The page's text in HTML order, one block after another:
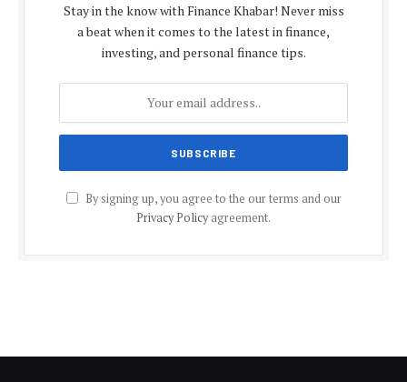
Stay in the know with Finance Khabar! Never miss
a beat when it comes to the latest in finance,
investing, and personal finance tips.
By signing up, you agree to the our terms and our
Privacy Policyagreement.